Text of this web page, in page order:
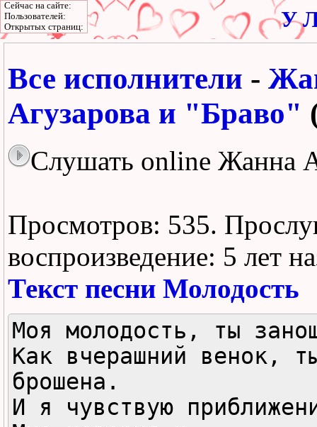
У
Все исполнители -
Агузарова и "Браво"
Слушать online Жанна
Просмотров: 535.
воспроизведение: 5 лет
Текст песни Молодость
Моя молодость, ты
Как вчерашний венок,
брошена.
И я чувствую
Сейчас на сайте:
Пользователей:
Открытых страниц: